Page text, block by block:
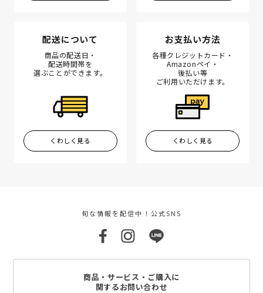
配送について
商品の配送日・
配送時間帯を
選ぶことができます。
くわしく見る
お支払い方法
各種クレジットカード・
Amazonペイ・
後払い等
ご利用いただけます。
くわしく見る
旬な情報を配信中！公式SNS
商品・サービス・ご購入に
関するお問い合わせ